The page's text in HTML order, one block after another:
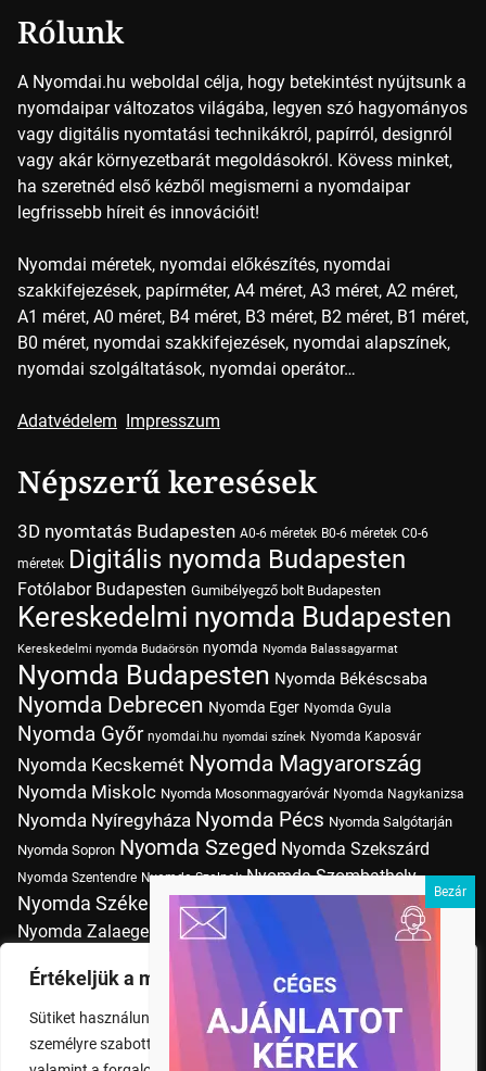
Értékeljük a magánéletét
Sütiket használunk a böngészési élmény fokozására,
személyre szabott hirdetések vagy tartalmak megjelenítésére,
Rólunk
A Nyomdai.hu weboldal célja, hogy betekintést nyújtsunk a
nyomdaipar változatos világába, legyen szó hagyományos
vagy digitális nyomtatási technikákról, papírról, designról
vagy akár környezetbarát megoldásokról. Kövess minket,
ha szeretnéd első kézből megismerni a nyomdaipar
legfrissebb híreit és innovációit!
Nyomdai méretek, nyomdai előkészítés, nyomdai
szakkifejezések, papírméter, A4 méret, A3 méret, A2 méret,
A1 méret, A0 méret, B4 méret, B3 méret, B2 méret, B1 méret,
B0 méret, nyomdai szakkifejezések, nyomdai alapszínek,
nyomdai szolgáltatások, nyomdai operátor…
Adatvédelem Impresszum
Népszerű keresések
3D nyomtatás Budapesten A0-6 méretek B0-6 méretek C0-6
méretek Digitális nyomda Budapesten
Fotólabor Budapesten Gumibélyegző bolt Budapesten
Kereskedelmi nyomda Budapesten
Kereskedelmi nyomda Budaörsön nyomda Nyomda Balassagyarmat
Nyomda Budapesten Nyomda Békéscsaba
Nyomda Debrecen Nyomda Eger Nyomda Gyula
Nyomda Győr nyomdai.hu nyomdai színek Nyomda Kaposvár
Nyomda Kecskemét Nyomda Magyarország
Nyomda Miskolc Nyomda Mosonmagyaróvár Nyomda Nagykanizsa
Nyomda Nyíregyháza Nyomda Pécs Nyomda Salgótarján
Nyomda Sopron Nyomda Szeged Nyomda Szekszárd
Nyomda Szentendre Nyomda Szolnok Nyomda Szombathely
Nyomda Székesfehérvár Nyomda Tatabánya Nyomda Vác
Nyomda Zalaegerszeg Nyomda Érd nyomtatás
Nyomtatás Budapesten
Pólónyomtatás Budapesten Szitanyomda Budapesten
Tudásbázis